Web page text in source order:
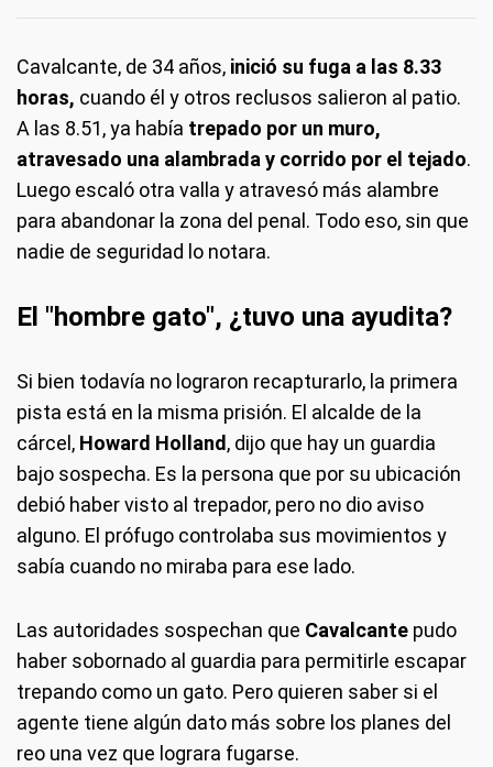
Cavalcante, de 34 años, inició su fuga a las 8.33
horas, cuando él y otros reclusos salieron al patio.
A las 8.51, ya había trepado por un muro,
atravesado una alambrada y corrido por el tejado.
Luego escaló otra valla y atravesó más alambre
para abandonar la zona del penal. Todo eso, sin que
nadie de seguridad lo notara.
El "hombre gato", ¿tuvo una ayudita?
Si bien todavía no lograron recapturarlo, la primera
pista está en la misma prisión. El alcalde de la
cárcel, Howard Holland, dijo que hay un guardia
bajo sospecha. Es la persona que por su ubicación
debió haber visto al trepador, pero no dio aviso
alguno. El prófugo controlaba sus movimientos y
sabía cuando no miraba para ese lado.
Las autoridades sospechan que Cavalcante pudo
haber sobornado al guardia para permitirle escapar
trepando como un gato. Pero quieren saber si el
agente tiene algún dato más sobre los planes del
reo una vez que lograra fugarse.